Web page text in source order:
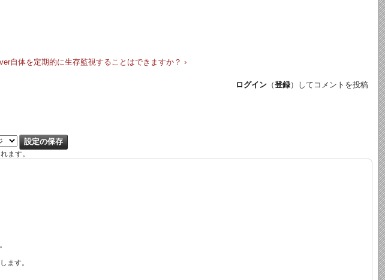
自体を定期的に生存監視することはできますか？ ›
ログイン （登録）してコメントを投稿
ます。
ます。